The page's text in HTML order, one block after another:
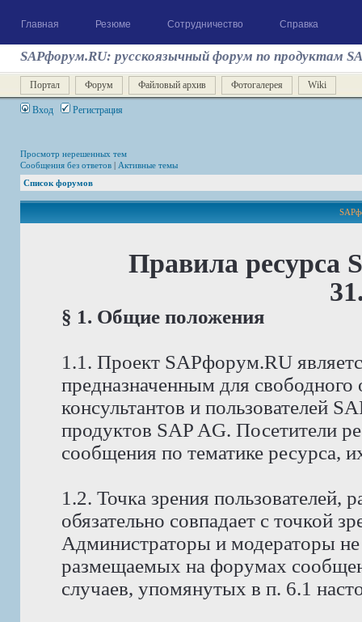
Главная Резюме Сотрудничество Справка
SAPфорум.RU: русскоязычный форум по продуктам
Портал Форум Файловый архив Фотогалерея Wiki
Вход Регистрация
Просмотр нерешенных тем
Сообщения без ответов | Активные темы
Список форумов
Правила ресурса
§ 1. Общие положения
1.1. Проект SAPфорум.RU
предназначенным для
консультантов и пользователей
продуктов SAP AG. Посетители
сообщения по тематике ресурса,
1.2. Точка зрения
обязательно совпадает с точкой
Администраторы и модераторы не
размещаемых на форумах
случаев, упомянутых в п. 6.1